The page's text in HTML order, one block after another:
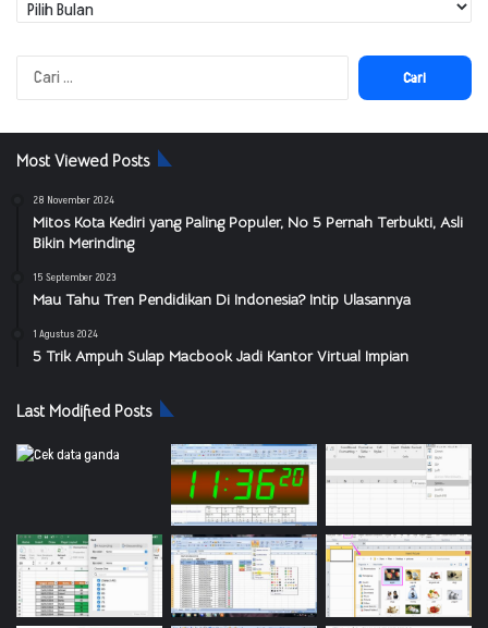
Cari
untuk:
Most Viewed Posts
28 November 2024
Mitos Kota Kediri yang Paling Populer, No 5 Pernah Terbukti, Asli
Bikin Merinding
15 September 2023
Mau Tahu Tren Pendidikan Di Indonesia? Intip Ulasannya
1 Agustus 2024
5 Trik Ampuh Sulap Macbook Jadi Kantor Virtual Impian
Last Modified Posts